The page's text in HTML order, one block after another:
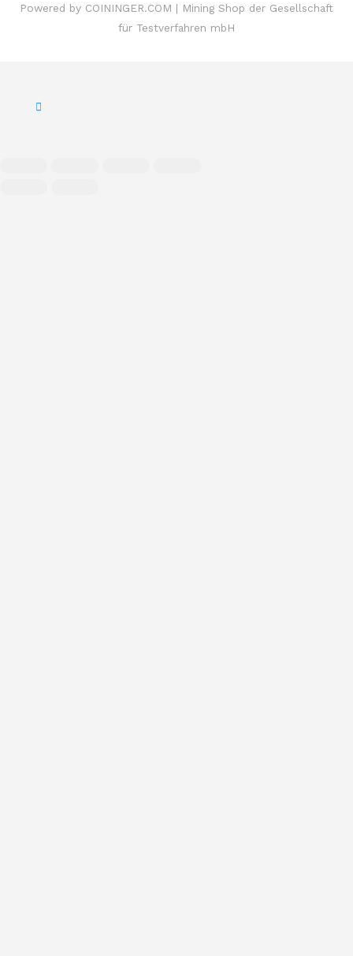
Powered by COININGER.COM | Mining Shop der Gesellschaft
für Testverfahren mbH